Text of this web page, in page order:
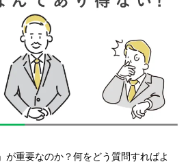
が重要なのか？何をどう質問すればよ